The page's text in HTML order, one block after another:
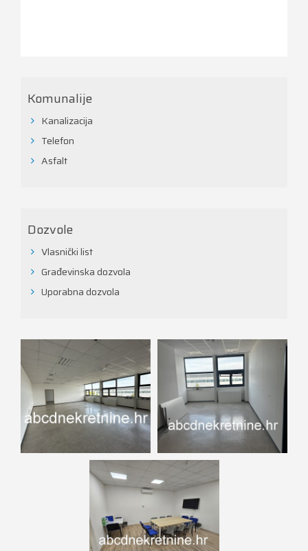
Komunalije
Kanalizacija
Telefon
Asfalt
Dozvole
Vlasnički list
Građevinska dozvola
Uporabna dozvola